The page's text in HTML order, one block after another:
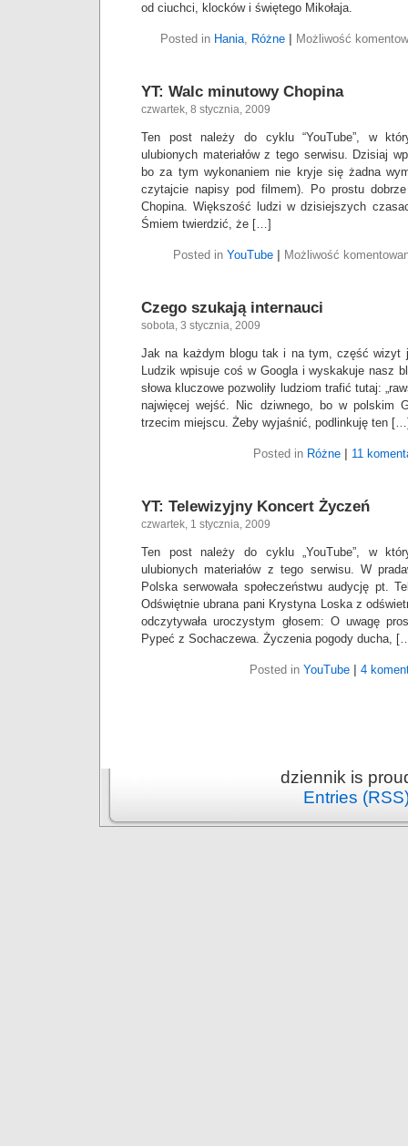
od ciuchci, klocków i świętego Mikołaja.
Posted in Hania, Różne Możliwość
YT: Walc minutowy Chopina
czwartek, 8 stycznia, 2009
Ten post należy do cyklu “YouTube”, w
ulubionych materiałów z tego serwisu. Dzisiaj
bo za tym wykonaniem nie kryje się żadna
czytajcie napisy pod filmem). Po prostu dobrze
Chopina. Większość ludzi w dzisiejszych
Śmiem twierdzić, że […]
Posted in YouTube Możliwość
Czego szukają internauci
sobota, 3 stycznia, 2009
Jak na każdym blogu tak i na tym, część wizyt
Ludzik wpisuje coś w Googla i wyskakuje nasz
słowa kluczowe pozwoliły ludziom trafić tutaj:
najwięcej wejść. Nic dziwnego, bo w polskim
trzecim miejscu. Żeby wyjaśnić, podlinkuję ten
Posted in Różne 11
YT: Telewizyjny Koncert Życzeń
czwartek, 1 stycznia, 2009
Ten post należy do cyklu „YouTube”, w
ulubionych materiałów z tego serwisu. W
Polska serwowała społeczeństwu audycję pt.
Odświętnie ubrana pani Krystyna Loska z
odczytywała uroczystym głosem: O uwagę
Pypeć z Sochaczewa. Życzenia pogody ducha,
Posted in YouTube 4
dziennik is
Entries